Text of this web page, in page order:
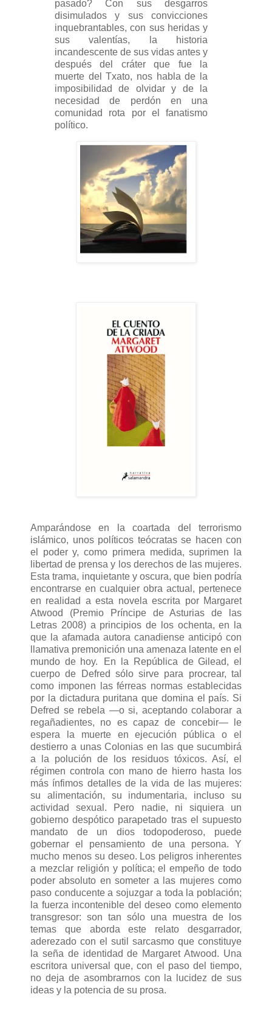
pasado? Con sus desgarros
disimulados y sus convicciones
inquebrantables, con sus heridas y
sus valentías, la historia
incandescente de sus vidas antes y
después del cráter que fue la
muerte del Txato, nos habla de la
imposibilidad de olvidar y de la
necesidad de perdón en una
comunidad rota por el fanatismo
político.
Amparándose en la coartada del terrorismo
islámico, unos políticos teócratas se hacen con
el poder y, como primera medida, suprimen la
libertad de prensa y los derechos de las mujeres.
Esta trama, inquietante y oscura, que bien podría
encontrarse en cualquier obra actual, pertenece
en realidad a esta novela escrita por Margaret
Atwood (Premio Príncipe de Asturias de las
Letras 2008) a principios de los ochenta, en la
que la afamada autora canadiense anticipó con
llamativa premonición una amenaza latente en el
mundo de hoy. En la República de Gilead, el
cuerpo de Defred sólo sirve para procrear, tal
como imponen las férreas normas establecidas
por la dictadura puritana que domina el país. Si
Defred se rebela —o si, aceptando colaborar a
regañadientes, no es capaz de concebir— le
espera la muerte en ejecución pública o el
destierro a unas Colonias en las que sucumbirá
a la polución de los residuos tóxicos. Así, el
régimen controla con mano de hierro hasta los
más ínfimos detalles de la vida de las mujeres:
su alimentación, su indumentaria, incluso su
actividad sexual. Pero nadie, ni siquiera un
gobierno despótico parapetado tras el supuesto
mandato de un dios todopoderoso, puede
gobernar el pensamiento de una persona. Y
mucho menos su deseo. Los peligros inherentes
a mezclar religión y política; el empeño de todo
poder absoluto en someter a las mujeres como
paso conducente a sojuzgar a toda la población;
la fuerza incontenible del deseo como elemento
transgresor: son tan sólo una muestra de los
temas que aborda este relato desgarrador,
aderezado con el sutil sarcasmo que constituye
la seña de identidad de Margaret Atwood. Una
escritora universal que, con el paso del tiempo,
no deja de asombrarnos con la lucidez de sus
ideas y la potencia de su prosa.